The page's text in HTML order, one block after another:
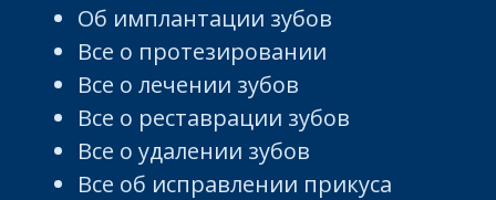
Об имплантации зубов
Все о протезировании
Все о лечении зубов
Все о реставрации зубов
Все о удалении зубов
Все об исправлении прикуса